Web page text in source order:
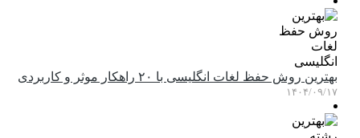
بهترین روش حفظ لغات انگلیسی با ۲۰ راهکار موثر و کاربردی
۱۴۰۴/۰۹/۱۷